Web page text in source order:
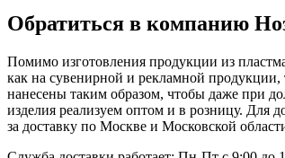
Обратиться в компанию
Помимо изготовления продукции из
как на сувенирной и рекламной продукции,
нанесены таким образом, чтобы даже при
изделия реализуем оптом и в розницу. Для
за доставку по Москве и Московской